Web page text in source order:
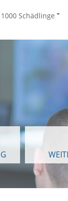
1000 Schädlinge